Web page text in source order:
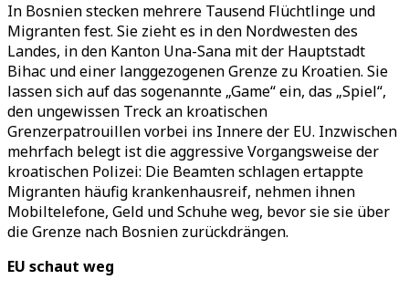
In Bosnien stecken mehrere Tausend Flüchtlinge und
Migranten fest. Sie zieht es in den Nordwesten des
Landes, in den Kanton Una-Sana mit der Hauptstadt
Bihac und einer langgezogenen Grenze zu Kroatien. Sie
lassen sich auf das sogenannte „Game“ ein, das „Spiel“,
den ungewissen Treck an kroatischen
Grenzerpatrouillen vorbei ins Innere der EU. Inzwischen
mehrfach belegt ist die aggressive Vorgangsweise der
kroatischen Polizei: Die Beamten schlagen ertappte
Migranten häufig krankenhausreif, nehmen ihnen
Mobiltelefone, Geld und Schuhe weg, bevor sie sie über
die Grenze nach Bosnien zurückdrängen.
EU schaut weg